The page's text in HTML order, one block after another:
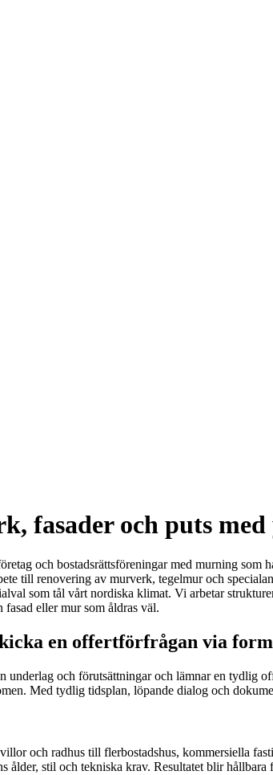
fasader och puts
och bostadsrättsföreningar med murning
till renovering av murverk, tegelmur och
som tål vårt nordiska klimat. Vi arbetar
eller mur som åldras väl.
en offertförfrågan via
och förutsättningar och lämnar en tydlig
Med tydlig tidsplan, löpande dialog och
och radhus till flerbostadshus, kommersiella
ålder, stil och tekniska krav. Resultatet blir